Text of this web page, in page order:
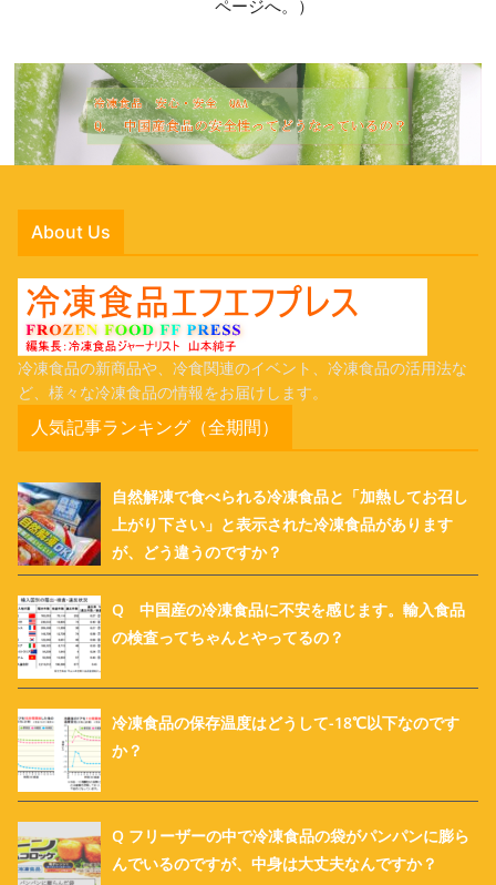
ページへ。）
About Us
冷凍食品の新商品や、冷食関連のイベント、冷凍食品の活用法な
ど、様々な冷凍食品の情報をお届けします。
人気記事ランキング（全期間）
自然解凍で食べられる冷凍食品と「加熱してお召し
上がり下さい」と表示された冷凍食品があります
が、どう違うのですか？
Q 中国産の冷凍食品に不安を感じます。輸入食品
の検査ってちゃんとやってるの？
冷凍食品の保存温度はどうして-18℃以下なのです
か？
Q フリーザーの中で冷凍食品の袋がパンパンに膨ら
んでいるのですが、中身は大丈夫なんですか？